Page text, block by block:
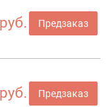
Предзаказ
Предзаказ